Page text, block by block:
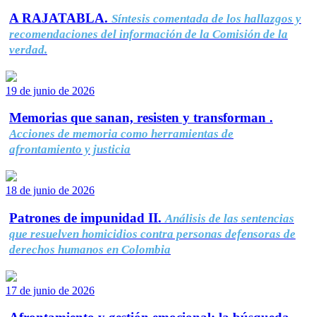
A RAJATABLA. Síntesis comentada de los hallazgos y
recomendaciones del información de la Comisión de la
verdad.
19 de junio de 2026
Memorias que sanan, resisten y transforman .
Acciones de memoria como herramientas de
afrontamiento y justicia
18 de junio de 2026
Patrones de impunidad II. Análisis de las sentencias
que resuelven homicidios contra personas defensoras de
derechos humanos en Colombia
17 de junio de 2026